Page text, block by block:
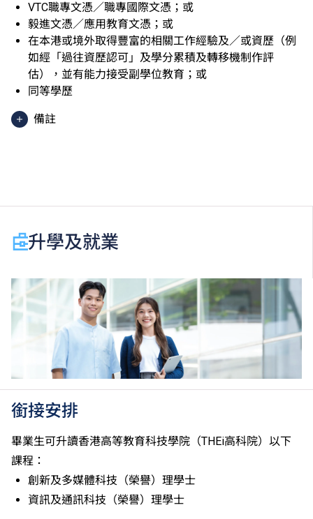
VTC職專文憑／職專國際文憑；或
毅進文憑／應用教育文憑；或
在本港或境外取得豐富的相關工作經驗及／或資歷（例
如經「過往資歷認可」及學分累積及轉移機制作評
估），並有能力接受副學位教育；或
同等學歷
備註
於申請入學時只可計算一科其他語言科目（丙類科
目）。2024年及以前之其他語言科目取得「D或E級」
香港中學文憑考試科目成績達「第二級」／「第三
級」。 2025年或以後之法語／德語／西班牙語語言能
力水平達A2或以上、日語達N3或以上 及 韓語達TOPIK
II, 3級或以上，均被接受為一般入學條件中的五科之
一。2026年起，烏爾都語成績達E級或以上亦會被接
受。詳情請按 此處。
績，於申請入學時會被視為等同香港中學文憑考試科目
成績達「第二級」。
如五科香港中學文憑考試的其中一科為公民與社會發展
科，一般入學條件為在該科取得「達標」成績，以及在
其他四個香港中學文憑考試科目（包括中國語文和英國
語文）取得第二級或以上成績。另外，數學科延伸部分
（單元一或單元二）第二級或以上成績亦被接受為一般
升學及就業
銜接安排
畢業生可升讀香港高等教育科技學院（THEi高科院）以下
課程：
創新及多媒體科技（榮譽）理學士
資訊及通訊科技（榮譽）理學士